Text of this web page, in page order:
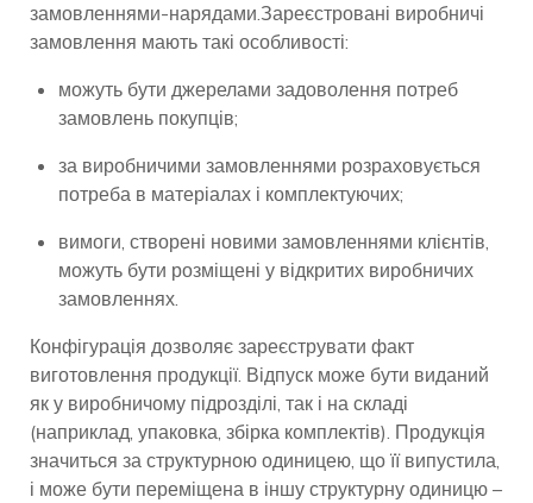
замовленнями-нарядами.Зареєстровані виробничі
замовлення мають такі особливості:
можуть бути джерелами задоволення потреб
замовлень покупців;
за виробничими замовленнями розраховується
потреба в матеріалах і комплектуючих;
вимоги, створені новими замовленнями клієнтів,
можуть бути розміщені у відкритих виробничих
замовленнях.
Конфігурація дозволяє зареєструвати факт
виготовлення продукції. Відпуск може бути виданий
як у виробничому підрозділі, так і на складі
(наприклад, упаковка, збірка комплектів). Продукція
значиться за структурною одиницею, що її випустила,
і може бути переміщена в іншу структурну одиницю –